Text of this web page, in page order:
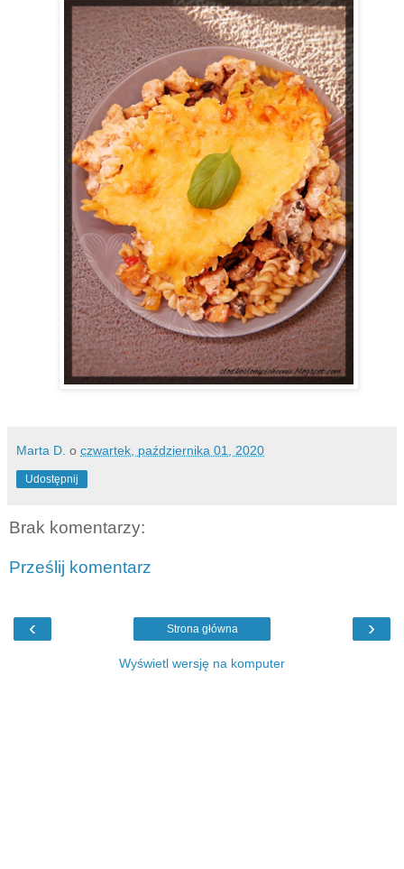
Marta D. o czwartek, października 01, 2020
Udostępnij
Brak komentarzy:
Prześlij komentarz
‹ ›
Strona główna
Wyświetl wersję na komputer